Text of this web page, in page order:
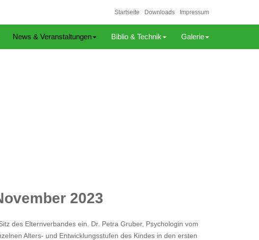
News & Veranstaltungen Biblio & Technik Galerie
Startseite Downloads Impressum
2023
des Elternverbandes ein. Dr. Petra Gruber, Psychologin vom
Alters- und Entwicklungsstufen des Kindes in den ersten